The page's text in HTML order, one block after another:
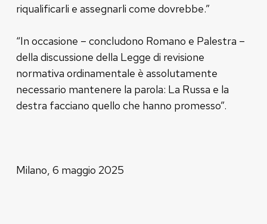
riqualificarli e assegnarli come dovrebbe.”
“In occasione – concludono Romano e Palestra –
della discussione della Legge di revisione
normativa ordinamentale è assolutamente
necessario mantenere la parola: La Russa e la
destra facciano quello che hanno promesso”.
Milano, 6 maggio 2025